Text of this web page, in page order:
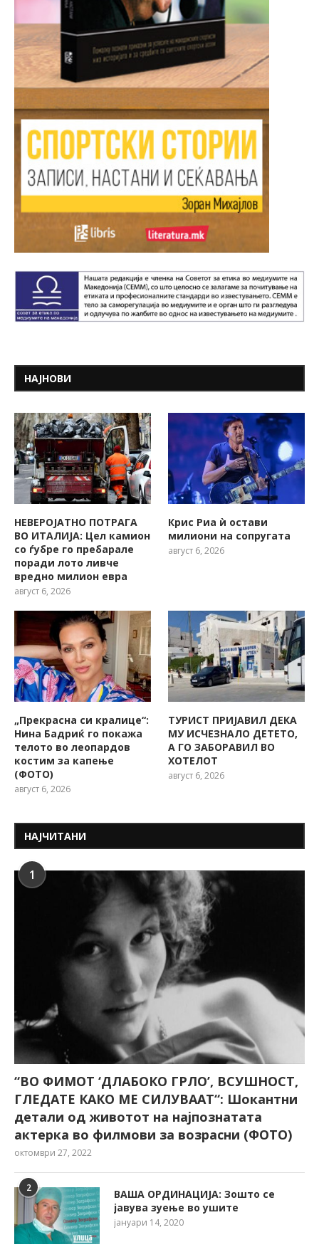
НАЈНОВИ
НЕВЕРОЈАТНО ПОТРАГА
ВО ИТАЛИЈА: Цел камион
со ѓубре го пребарале
поради лото ливче
вредно милион евра
август 6, 2026
Крис Риа ѝ остави
милиони на сопругата
август 6, 2026
„Прекрасна си кралице“:
Нина Бадриќ го покажа
телото во леопардов
костим за капење
(ФОТО)
август 6, 2026
ТУРИСТ ПРИЈАВИЛ ДЕКА
МУ ИСЧЕЗНАЛО ДЕТЕТО,
А ГО ЗАБОРАВИЛ ВО
ХОТЕЛОТ
август 6, 2026
НАЈЧИТАНИ
1
“ВО ФИМОТ ‘ДЛАБОКО ГРЛО’, ВСУШНОСТ,
ГЛЕДАТЕ КАКО МЕ СИЛУВААТ“: Шокантни
детали од животот на најпознатата
актерка во филмови за возрасни (ФОТО)
октомври 27, 2022
2
ВАША ОРДИНАЦИЈА: Зошто се
јавува зуење во ушите
јануари 14, 2020